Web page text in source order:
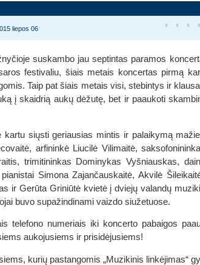
liepos 06
suskambo jau septintas paramos
festivaliu, šiais metais koncertas pirmą
Taip pat šiais metais visi, stebintys ir
į skaidrią aukų dėžutę, bet ir paaukoti
siųsti geriausias mintis ir palaikymą
arfininkė Liucilė Vilimaitė,
trimitininkas Dominykas Vyšniauskas,
Simona Zajančauskaitė, Akvilė
ir Gerūta Griniūtė kvietė į dviejų valandų
buvo supažindinami vaizdo siužetuose.
telefono numeriais iki koncerto pabaigos
aukojusiems ir prisidėjusiems!
kurių pastangomis „Muzikinis linkėjimas“